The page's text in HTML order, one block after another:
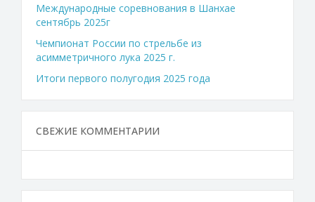
Международные соревнования в Шанхае
сентябрь 2025г
Чемпионат России по стрельбе из
асимметричного лука 2025 г.
Итоги первого полугодия 2025 года
СВЕЖИЕ КОММЕНТАРИИ